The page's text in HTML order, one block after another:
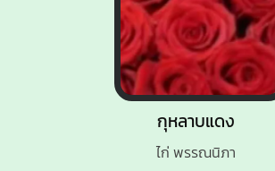
กุหลาบแดง
ไก่ พรรณนิภา